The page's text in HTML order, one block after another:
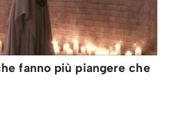
fanno più piangere che